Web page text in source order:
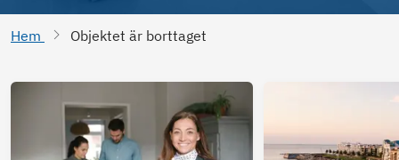
Hem Objektet är borttaget